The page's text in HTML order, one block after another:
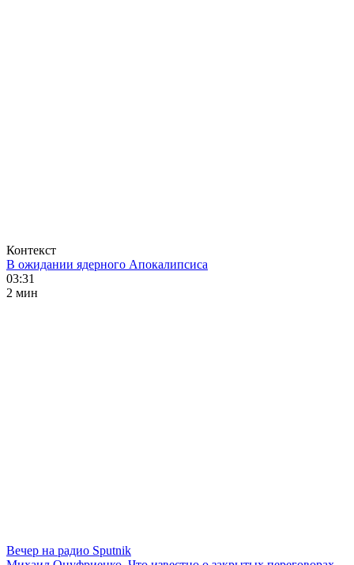
Контекст
В ожидании ядерного Апокалипсиса
03:31
2 мин
Вечер на радио Sputnik